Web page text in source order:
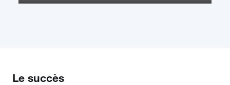
Play Mute
Enter
Le succès